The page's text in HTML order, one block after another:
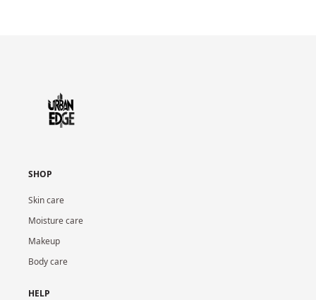
SHOP
Skin care
Moisture care
Makeup
Body care
HELP